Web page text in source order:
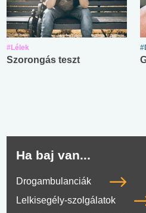
#Lélek
Szorongás teszt
Ha baj van...
Drogambulanciák
Lelkisegély-szolgálatok